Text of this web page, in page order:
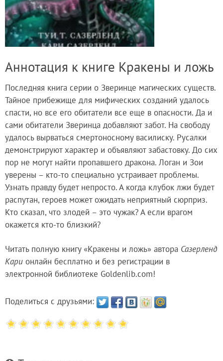
Аннотация к книге Кракены и ложь
Последняя книга серии о Зверинце магических существ.
Тайное прибежище для мифических созданий удалось
спасти, но все его обитатели все еще в опасности. Да и
сами обитатели Зверинца добавляют забот. На свободу
удалось вырваться смертоносному василиску. Русалки
демонстрируют характер и объявляют забастовку. До сих
пор не могут найти пропавшего дракона. Логан и Зои
уверены – кто-то специально устраивает проблемы.
Узнать правду будет непросто. А когда клубок лжи будет
распутан, героев может ожидать неприятный сюрприз.
Кто сказал, что злодей – это чужак? А если врагом
окажется кто-то близкий?
Читать полную книгу «Кракены и ложь» автора Сазерленд
Кари онлайн бесплатно и без регистрации в
электронной библиотеке Goldenlib.com!
Поделиться с друзьями: